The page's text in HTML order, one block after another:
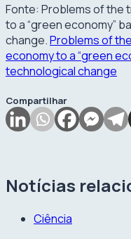
Fonte: Problems of the
to a “green economy”
change.Problems of
economy to a “green
technological change
Compartilhar
Notícias
Ciência